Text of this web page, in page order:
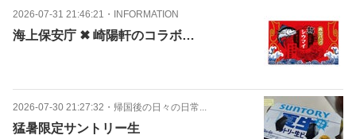
2026-07-31 21:46:21 ・ INFORMATION
海上保安庁 ✖ 崎陽軒のコラボ…
2026-07-30 21:27:32 ・ 帰国後の日々の日常...
猛暑限定サントリー生